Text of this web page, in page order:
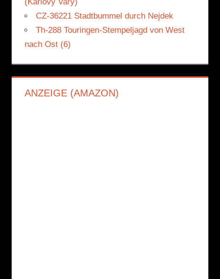
CZ-36221 Stadtbummel durch Nejdek
Th-288 Touringen-Stempeljagd von West
nach Ost (6)
ANZEIGE (AMAZON)